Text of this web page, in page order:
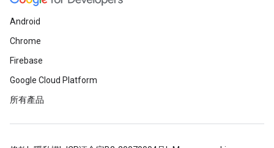
Android
Chrome
Firebase
Google Cloud Platform
所有產品